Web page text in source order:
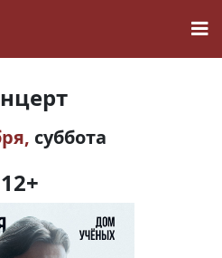
суббота
12+